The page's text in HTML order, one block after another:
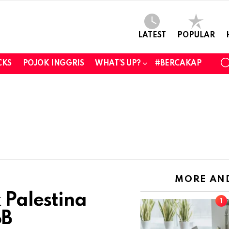
LATEST POPULAR
POJOK INGGRIS WHAT’S UP? #BERCAKAP
MORE